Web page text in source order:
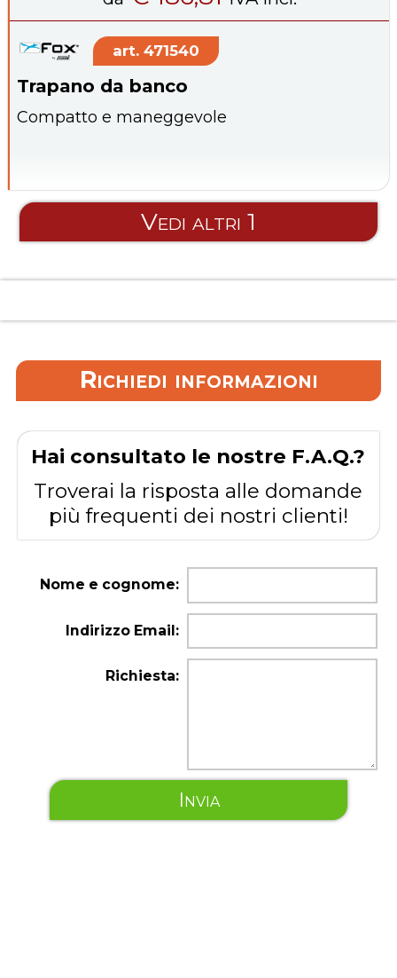
471540
Trapano da banco
Compatto e maneggevole
Vedi altri 1
Richiedi informazioni
Hai consultato le nostre F.A.Q.?
Troverai la risposta alle domande
più frequenti dei nostri clienti!
Nome e cognome:
Indirizzo Email:
Richiesta:
Invia